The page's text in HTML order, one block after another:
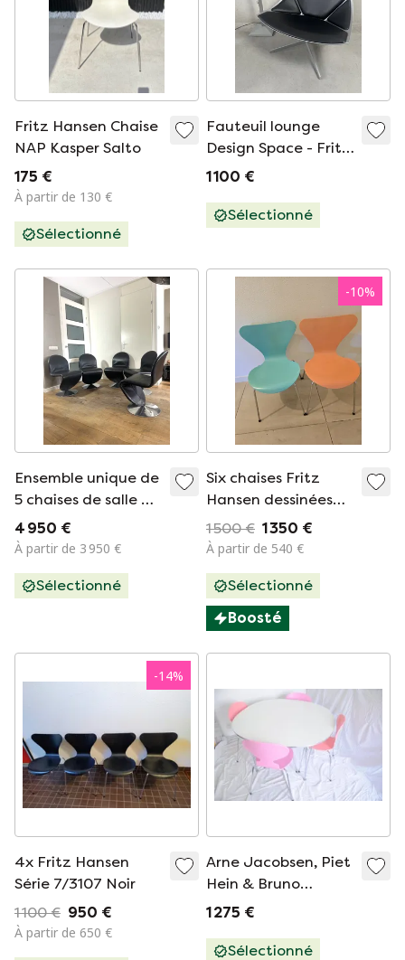
Fritz Hansen Chaise
NAP Kasper Salto
175 €
À partir de 130 €
Sélectionné
Fauteuil lounge
Design Space - Fritz
Hansen
1 100 €
Sélectionné
Ensemble unique de
5 chaises de salle à
manger Verner
Panton « System 1-
original Fritz
4 950 €
À partir de 3 950 €
Sélectionné
-10%
Six chaises Fritz
Hansen dessinées
par Arne Jacobson,
étiquette d'origine
1 500 € 1 350 €
À partir de 540 €
Sélectionné
Boosté
-14%
4x Fritz Hansen
Série 7/3107 Noir
1 100 € 950 €
À partir de 650 €
Arne Jacobsen, Piet
Hein & Bruno
Mathsson 1x table
modèle B 404
1 275 €
Sélectionné